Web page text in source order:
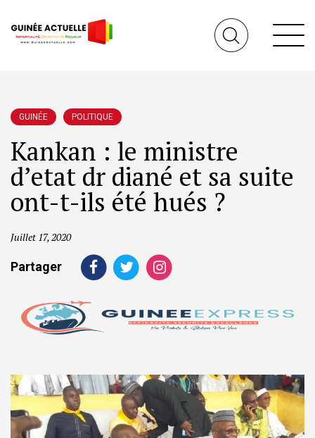
GUINÉE POLITIQUE
Kankan : le ministre
d’etat dr diané et sa suite
ont-t-ils été hués ?
Juillet 17, 2020
Partager